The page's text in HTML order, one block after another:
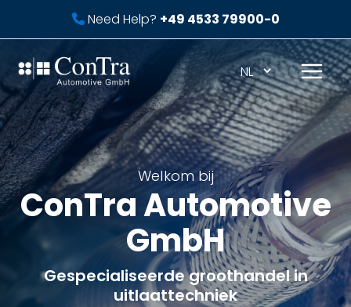
naar
inhoud
Need Help? +49 4533 79900-0
Main
Welkom bij
ConTra Automotive
GmbH
Gespecialiseerde groothandel in
uitlaattechniek